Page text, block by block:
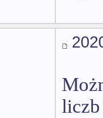
liczb